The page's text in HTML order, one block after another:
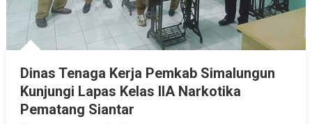
Dinas Tenaga Kerja Pemkab Simalungun
Kunjungi Lapas Kelas IIA Narkotika
Pematang Siantar